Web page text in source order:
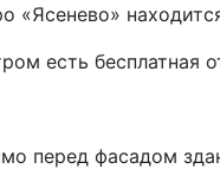
«Ясенево»
есть бесплатная
перед фасадом